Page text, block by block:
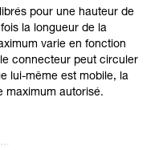
compris les
pour
nécessite une
spécifique. Validez
pour une hauteur de
la longueur de la
varie en fonction
connecteur peut circuler
lui-même est mobile, la
maximum autorisé.